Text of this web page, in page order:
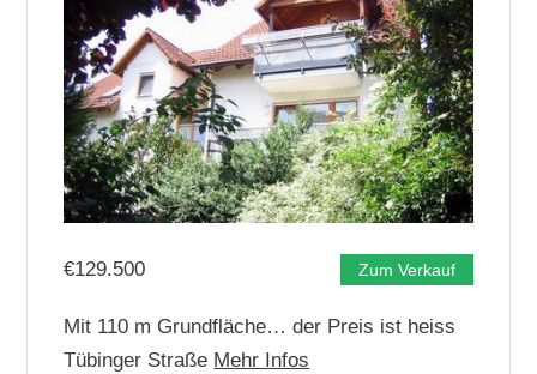
€129.500 Zum Verkauf
Mit 110 m Grundfläche… der Preis ist heiss
Tübinger Straße Mehr Infos